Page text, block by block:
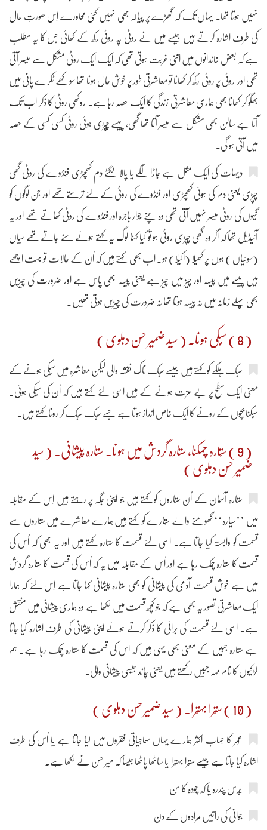
نہیں ہوتا تھا۔ یہاں تک کہ گھڑے پر پیالہ بھی نہیں کئی محاورے اِس صورتِ حال
کی طرف اشارہ کرتے ہیں جیسے میں نے روٹی پہ روٹی رکھ کے کھائی جس کا یہ مطلب
ہے کہ بعض خاندانوں میں اتنی غربت ہوتی تھی کہ ایک ایک روٹی مشکل سے میسر آتی
تھی اور روٹی پر روٹی رکھ کر کھانا تو معاشرتی طور پر خوش حال ہونا تھا سوکھے ٹکرے پانی میں
بھگو کر کھانا بھی ہماری معاشرتی زندگی کا ایک حصّہ رہا ہے۔ روکھی روٹی کا ذکر اب تک
آتا ہے سالن بھی مشکل سے میسر آتا تھا گھی، پیسے چُپڑی ہوئی روٹی کسی کسی کے حصّہ
میں آتی ہو گی۔
دیہات کی ایک مثل ہے جاڑا لگے یا پالا لگٹے دم کھچڑی فَنڈوے کی روٹی گھی
چپڑی یعنی دم کی ہوئی کھچڑی اور فنڈوے کی روٹی کے لئے ترستے تھے اور جن لوگوں کو
گیہوں کی روٹی میسر نہیں آتی تھی وہ چنے جُوار باجرہ اور فنڈوے کی روٹی کھاتے تھے اور یہ
آئیڈیل تھا کہ اگر وہ گھی چُپڑی روٹی ہو تو کیا کہنا لوگ یہ کہتے ہوئے سنے جاتے تھے سیاں
(سوئیاں ) ہوں پر کھیلا (اکیلا) ہو۔ اب بھی کہتے ہیں کہ اُن کے حالات تو بہت اچھے
ہیں پیسے میں پیسہ اور چیز میں چیز ہے یعنی پیسہ بھی پاس ہے اور ضرورت کی چیزیں
بھی پہلے زمانہ میں نہ پیسہ ہوتا تھا نہ ضرورت کی چیزیں ہوتی تھیں۔
( 8 ) سُبکی ہونا۔ ( سید ضمیر حسن دہلوی )
سبک ہلکے کو کہتے ہیں جیسے سُبک ناک نقشہ والی لیکن معاشرہ میں سُبکی ہونے کے
معنی ایک سطح پر بے عزت ہونے کے ہیں اسی لئے کہتے ہیں کہ اُن کی سُبکی ہوئی۔
سُبکنا بچوں کے رونے کا ایک خاص انداز ہوتا ہے جسے سُبک سُبک کر رونا کہتے ہیں۔
( 9 ) سِتارہ چمکنا، ستارہ گردش میں ہونا۔ ستارہ پیشانی۔ ( سید
ضمیر حسن دہلوی )
ستارہ آسمان کے اُن ستاروں کو کہتے ہیں جو اپنی جگہ پر رہتے ہیں اِس کے مقابلہ
میں ’’سیارہ‘‘ گھومنے والے سِتارے کو کہتے ہیں ہمارے معاشرے میں ستاروں سے
قسمت کو وابستہ کیا جاتا ہے۔ اسی لئے قسمت کا ستارہ کہتے ہیں اور یہ بھی کہ اُس کی
قسمت کا ستارہ چمک رہا ہے اور اُس کے مقابلہ میں یہ کہ اُس کی قسمت کا ستارہ گردش
میں ہے خوش قسمت آدمی کی پیشانی کو بھی ستارہ پیشانی کہا جاتا ہے اِس لئے کہ ہمارا
ایک معاشرتی تصور یہ بھی ہے کہ جو کچھ قسمت میں لکھا ہے وہ ہماری پیشانی میں منقش
ہے۔ اسی لئے قسمت کی برائی کا ذکر کرتے ہوئے اپنی پیشانی کی طرف اشارہ کیا جاتا
ہے ستارہ جبیں کے معنی بھی یہی ہیں کہ اس کی قسمت کا ستارہ چمک رہا ہے۔ ہم
لڑکیوں کا نام مہہ جبیں رکھتے ہیں یعنی چاند جیسی پیشانی والی۔
( 10 ) ستّرا بہتّرا۔ ( سید ضمیر حسن دہلوی )
عُمر کا حِساب اکثر ہمارے یہاں سماجیاتی فقروں میں لیا جاتا ہے یا اُس کی طرف
اشارہ کیا جاتا ہے جیسے ستّرا بہتّرا یا ساٹھا پاٹھا جیسا کہ میر حسن نے لکھا ہے۔
جوانی کی راتیں مُرادوں کے دن